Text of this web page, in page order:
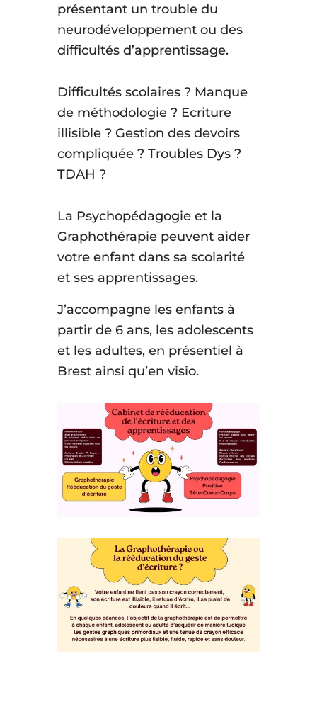
présentant un trouble du
neurodéveloppement ou des
difficultés d’apprentissage.
Difficultés scolaires ? Manque
de méthodologie ? Ecriture
illisible ? Gestion des devoirs
compliquée ? Troubles Dys ?
TDAH ?
La Psychopédagogie et la
Graphothérapie peuvent aider
votre enfant dans sa scolarité
et ses apprentissages.
J’accompagne les enfants à
partir de 6 ans, les adolescents
et les adultes, en présentiel à
Brest ainsi qu’en visio.